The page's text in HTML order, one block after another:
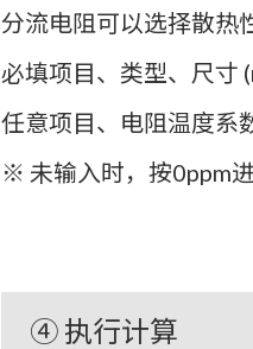
分流电阻可以选择散热
必填项目、类型、尺寸
任意项目、电阻温度系
※ 未输入时，按0ppm
④ 执行计算